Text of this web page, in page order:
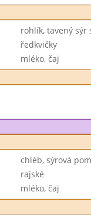
rohlík, tavený sýr
ředkvičky
mléko, čaj
chléb, sýrová
rajské
mléko, čaj